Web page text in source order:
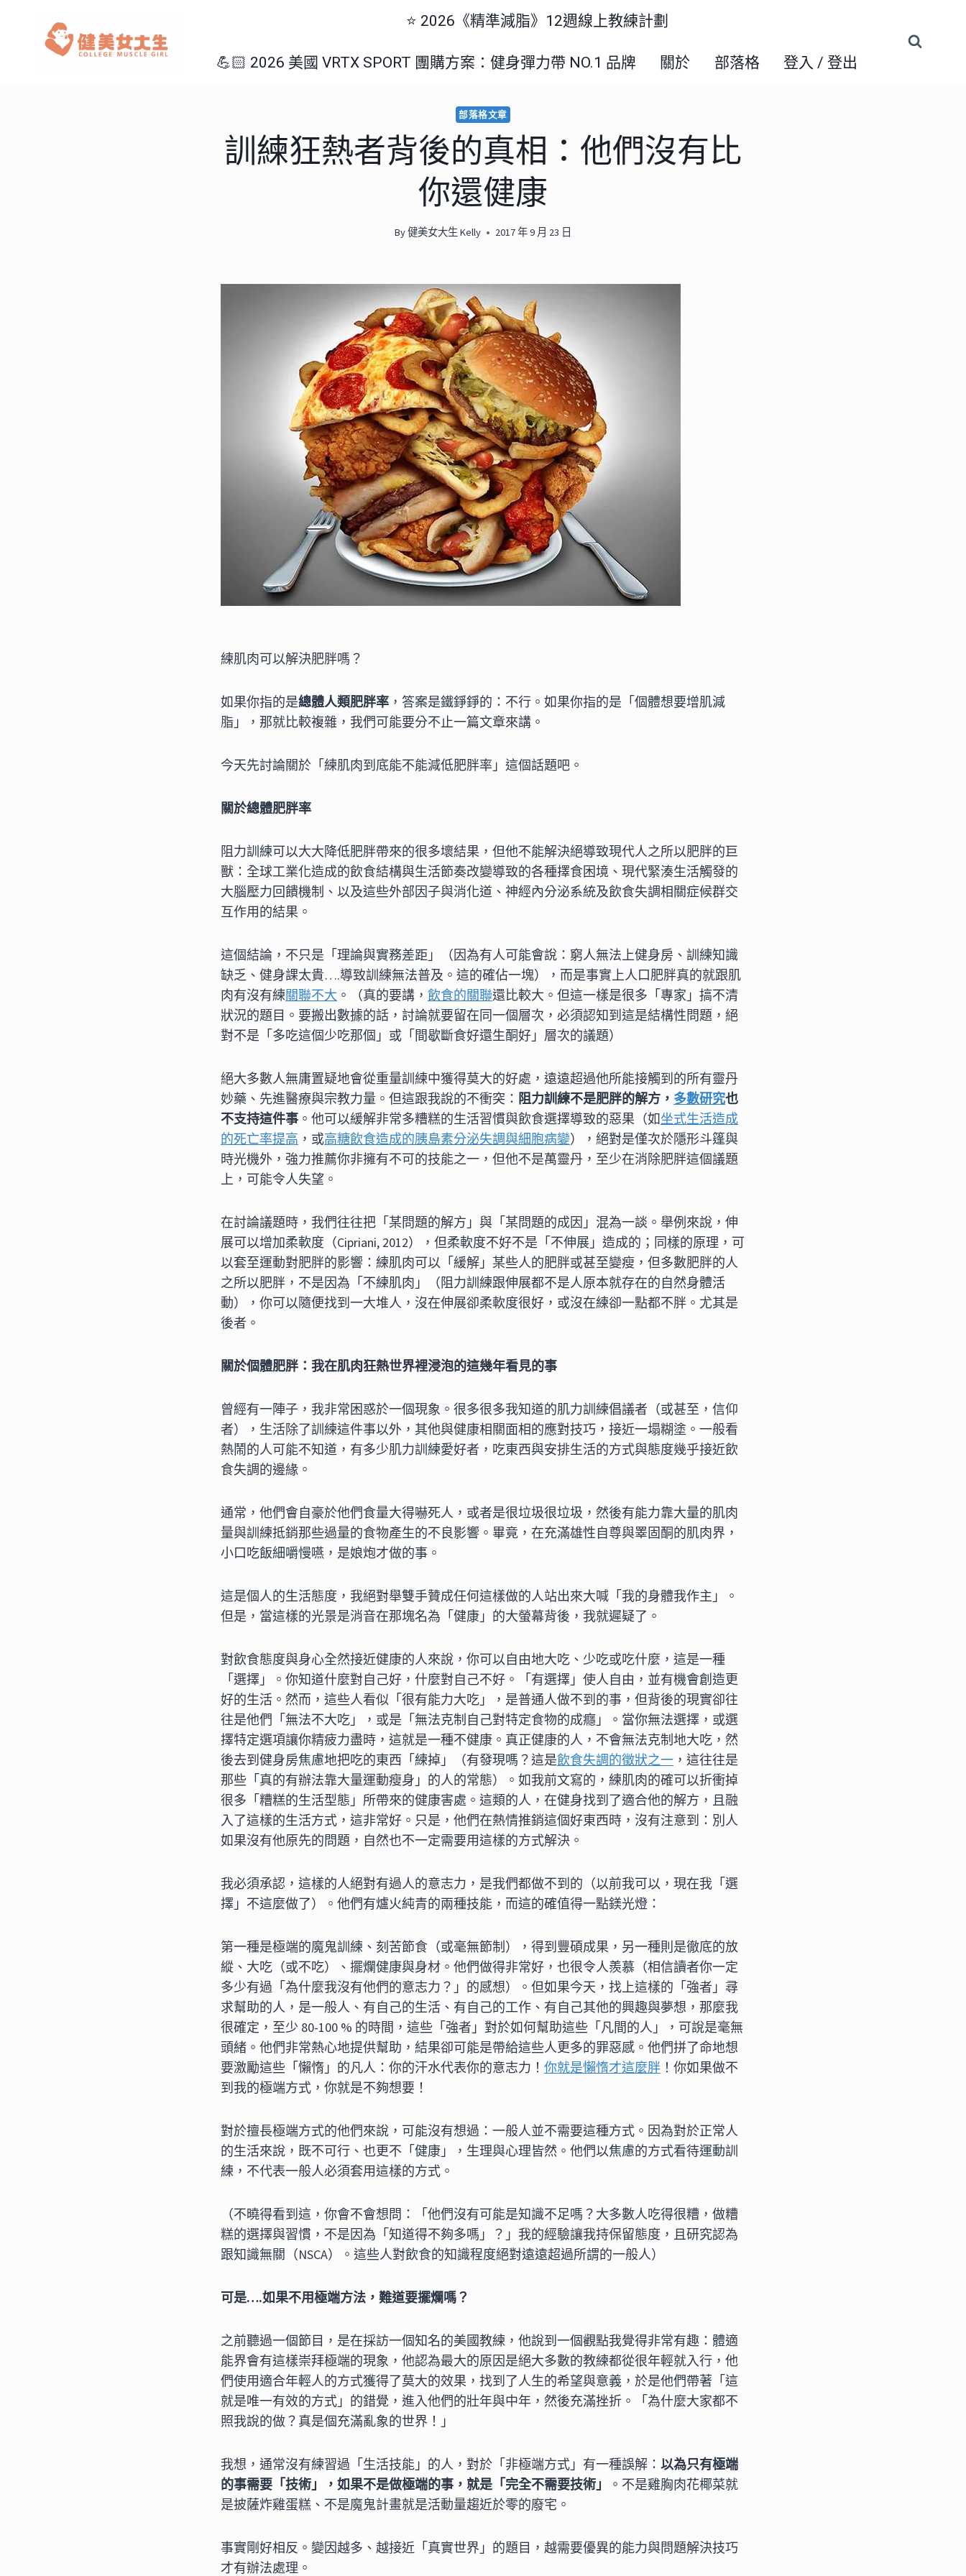
⭐️ 2026《精準減脂》12週線上教練計劃
💪🏻 2026 美國 VRTX SPORT 團購方案：健身彈力帶 NO.1 品牌 關於 部落格 登入 / 登出
部落格文章
訓練狂熱者背後的真相：他們沒有比
你還健康
By健美女大生 Kelly 2017 年 9 月 23 日
練肌肉可以解決肥胖嗎？
如果你指的是總體人類肥胖率 ，答案是鐵錚錚的：不行。如果你指的是「個體想要增肌減
脂」，那就比較複雜，我們可能要分不止一篇文章來講。
今天先討論關於「練肌肉到底能不能減低肥胖率」這個話題吧。
關於總體肥胖率
阻力訓練可以大大降低肥胖帶來的很多壞結果，但他不能解決絕導致現代人之所以肥胖的巨
獸：全球工業化造成的飲食結構與生活節奏改變導致的各種擇食困境、現代緊湊生活觸發的
大腦壓力回饋機制、以及這些外部因子與消化道、神經內分泌系統及飲食失調相關症候群交
互作用的結果。
這個結論，不只是「理論與實務差距」（因為有人可能會說：窮人無法上健身房、訓練知識
缺乏、健身課太貴….導致訓練無法普及。這的確佔一塊），而是事實上人口肥胖真的就跟肌
肉有沒有練關聯不大 。（真的要講， 飲食的關聯還比較大。但這一樣是很多「專家」搞不清
狀況的題目。要搬出數據的話，討論就要留在同一個層次，必須認知到這是結構性問題，絕
對不是「多吃這個少吃那個」或「間歇斷食好還生酮好」層次的議題）
絕大多數人無庸置疑地會從重量訓練中獲得莫大的好處，遠遠超過他所能接觸到的所有靈丹
妙藥、先進醫療與宗教力量。但這跟我說的不衝突： 阻力訓練不是肥胖的解方， 多數研究也
不支持這件事 。他可以緩解非常多糟糕的生活習慣與飲食選擇導致的惡果（如坐式生活造成
的死亡率提高 ，或高糖飲食造成的胰島素分泌失調與細胞病變），絕對是僅次於隱形斗篷與
時光機外，強力推薦你非擁有不可的技能之一，但他不是萬靈丹，至少在消除肥胖這個議題
上，可能令人失望。
在討論議題時，我們往往把「某問題的解方」與「某問題的成因」混為一談。舉例來說，伸
展可以增加柔軟度（Cipriani, 2012），但柔軟度不好不是「不伸展」造成的；同樣的原理，可
以套至運動對肥胖的影響：練肌肉可以「緩解」某些人的肥胖或甚至變瘦，但多數肥胖的人
之所以肥胖，不是因為「不練肌肉」（阻力訓練跟伸展都不是人原本就存在的自然身體活
動），你可以隨便找到一大堆人，沒在伸展卻柔軟度很好，或沒在練卻一點都不胖。尤其是
後者。
關於個體肥胖：我在肌肉狂熱世界裡浸泡的這幾年看見的事
曾經有一陣子，我非常困惑於一個現象。很多很多我知道的肌力訓練倡議者（或甚至，信仰
者），生活除了訓練這件事以外，其他與健康相關面相的應對技巧，接近一塌糊塗。一般看
熱鬧的人可能不知道，有多少肌力訓練愛好者，吃東西與安排生活的方式與態度幾乎接近飲
食失調的邊緣。
通常，他們會自豪於他們食量大得嚇死人，或者是很垃圾很垃圾，然後有能力靠大量的肌肉
量與訓練抵銷那些過量的食物產生的不良影響。畢竟，在充滿雄性自尊與睪固酮的肌肉界，
小口吃飯細嚼慢嚥，是娘炮才做的事。
這是個人的生活態度，我絕對舉雙手贊成任何這樣做的人站出來大喊「我的身體我作主」。
但是，當這樣的光景是消音在那塊名為「健康」的大螢幕背後，我就遲疑了。
對飲食態度與身心全然接近健康的人來說，你可以自由地大吃、少吃或吃什麼，這是一種
「選擇」。你知道什麼對自己好，什麼對自己不好。「有選擇」使人自由，並有機會創造更
好的生活。然而，這些人看似「很有能力大吃」，是普通人做不到的事，但背後的現實卻往
往是他們「無法不大吃」，或是「無法克制自己對特定食物的成癮」。當你無法選擇，或選
擇特定選項讓你精疲力盡時，這就是一種不健康。真正健康的人，不會無法克制地大吃，然
後去到健身房焦慮地把吃的東西「練掉」（有發現嗎？這是飲食失調的徵狀之一 ，這往往是
那些「真的有辦法靠大量運動瘦身」的人的常態）。如我前文寫的，練肌肉的確可以折衝掉
很多「糟糕的生活型態」所帶來的健康害處。這類的人，在健身找到了適合他的解方，且融
入了這樣的生活方式，這非常好。只是，他們在熱情推銷這個好東西時，沒有注意到：別人
如果沒有他原先的問題，自然也不一定需要用這樣的方式解決。
我必須承認，這樣的人絕對有過人的意志力，是我們都做不到的（以前我可以，現在我「選
擇」不這麼做了）。他們有爐火純青的兩種技能，而這的確值得一點鎂光燈：
第一種是極端的魔鬼訓練、刻苦節食（或毫無節制），得到豐碩成果，另一種則是徹底的放
縱、大吃（或不吃）、擺爛健康與身材。他們做得非常好，也很令人羨慕（相信讀者你一定
多少有過「為什麼我沒有他們的意志力？」的感想）。但如果今天，找上這樣的「強者」尋
求幫助的人，是一般人、有自己的生活、有自己的工作、有自己其他的興趣與夢想，那麼我
很確定，至少 80-100 % 的時間，這些「強者」對於如何幫助這些「凡間的人」，可說是毫無
頭緒。他們非常熱心地提供幫助，結果卻可能是帶給這些人更多的罪惡感。他們拼了命地想
要激勵這些「懶惰」的凡人：你的汗水代表你的意志力！ 你就是懶惰才這麼胖 ！你如果做不
到我的極端方式，你就是不夠想要！
對於擅長極端方式的他們來說，可能沒有想過：一般人並不需要這種方式。因為對於正常人
的生活來說，既不可行、也更不「健康」，生理與心理皆然。他們以焦慮的方式看待運動訓
練，不代表一般人必須套用這樣的方式。
（不曉得看到這，你會不會想問：「他們沒有可能是知識不足嗎？大多數人吃得很糟，做糟
糕的選擇與習慣，不是因為「知道得不夠多嗎」？」我的經驗讓我持保留態度，且研究認為
跟知識無關（NSCA）。這些人對飲食的知識程度絕對遠遠超過所謂的一般人）
可是….如果不用極端方法，難道要擺爛嗎？
之前聽過一個節目，是在採訪一個知名的美國教練，他說到一個觀點我覺得非常有趣：體適
能界會有這樣崇拜極端的現象，他認為最大的原因是絕大多數的教練都從很年輕就入行，他
們使用適合年輕人的方式獲得了莫大的效果，找到了人生的希望與意義，於是他們帶著「這
就是唯一有效的方式」的錯覺，進入他們的壯年與中年，然後充滿挫折。「為什麼大家都不
照我說的做？真是個充滿亂象的世界！」
我想，通常沒有練習過「生活技能」的人，對於「非極端方式」有一種誤解： 以為只有極端
的事需要「技術」，如果不是做極端的事，就是「完全不需要技術」
。不是雞胸肉花椰菜就
是披薩炸雞蛋糕、不是魔鬼計畫就是活動量趨近於零的廢宅。
事實剛好相反。變因越多、越接近「真實世界」的題目，越需要優異的能力與問題解決技巧
才有辦法處理。